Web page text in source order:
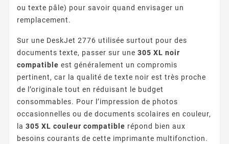
ou texte pâle) pour savoir quand envisager un
remplacement.
Sur une DeskJet 2776 utilisée surtout pour des
documents texte, passer sur une 305 XL noir
compatible est généralement un compromis
pertinent, car la qualité de texte noir est très proche
de l’originale tout en réduisant le budget
consommables. Pour l’impression de photos
occasionnelles ou de documents scolaires en couleur,
la 305 XL couleur compatible répond bien aux
besoins courants de cette imprimante multifonction.